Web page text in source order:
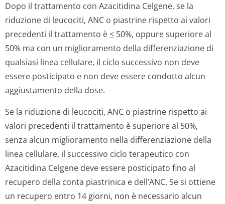
Dopo il trattamento con Azacitidina Celgene, se la
riduzione di leucociti, ANC o piastrine rispetto ai valori
precedenti il trattamento è < 50%, oppure superiore al
50% ma con un miglioramento della differenziazione di
qualsiasi linea cellulare, il ciclo successivo non deve
essere posticipato e non deve essere condotto alcun
aggiustamento della dose.
Se la riduzione di leucociti, ANC o piastrine rispetto ai
valori precedenti il trattamento è superiore al 50%,
senza alcun miglioramento nella differenziazione della
linea cellulare, il successivo ciclo terapeutico con
Azacitidina Celgene deve essere posticipato fino al
recupero della conta piastrinica e dell’ANC. Se si ottiene
un recupero entro 14 giorni, non è necessario alcun